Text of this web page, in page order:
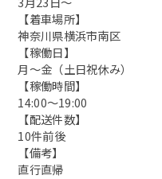
【着車場所】
神奈川県横浜市南区
【稼働日】
月〜金（土日祝休み）
【稼働時間】
14:00〜19:00
【配送件数】
10件前後
【備考】
直行直帰